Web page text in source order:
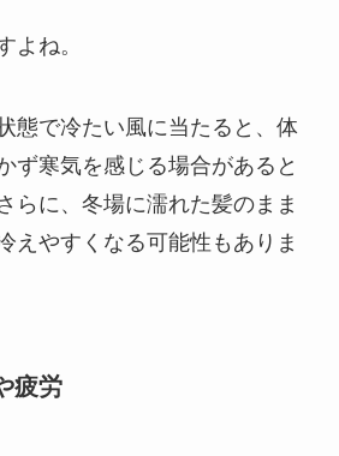
よね。
態で冷たい風に当たると、体
ず寒気を感じる場合があると
らに、冬場に濡れた髪のまま
えやすくなる可能性もありま
疲労